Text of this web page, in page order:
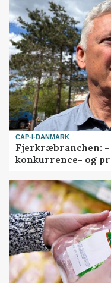
CAP-I-DANMARK
Fjerkræbranchen:
konkurrence- og